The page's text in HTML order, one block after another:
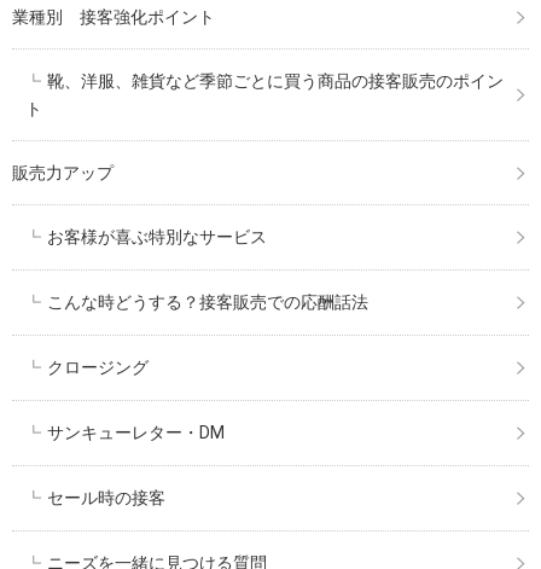
業種別 接客強化ポイント
靴、洋服、雑貨など季節ごとに買う商品の接客販売のポイン
ト
販売力アップ
お客様が喜ぶ特別なサービス
こんな時どうする？接客販売での応酬話法
クロージング
サンキューレター・DM
セール時の接客
ニーズを一緒に見つける質問